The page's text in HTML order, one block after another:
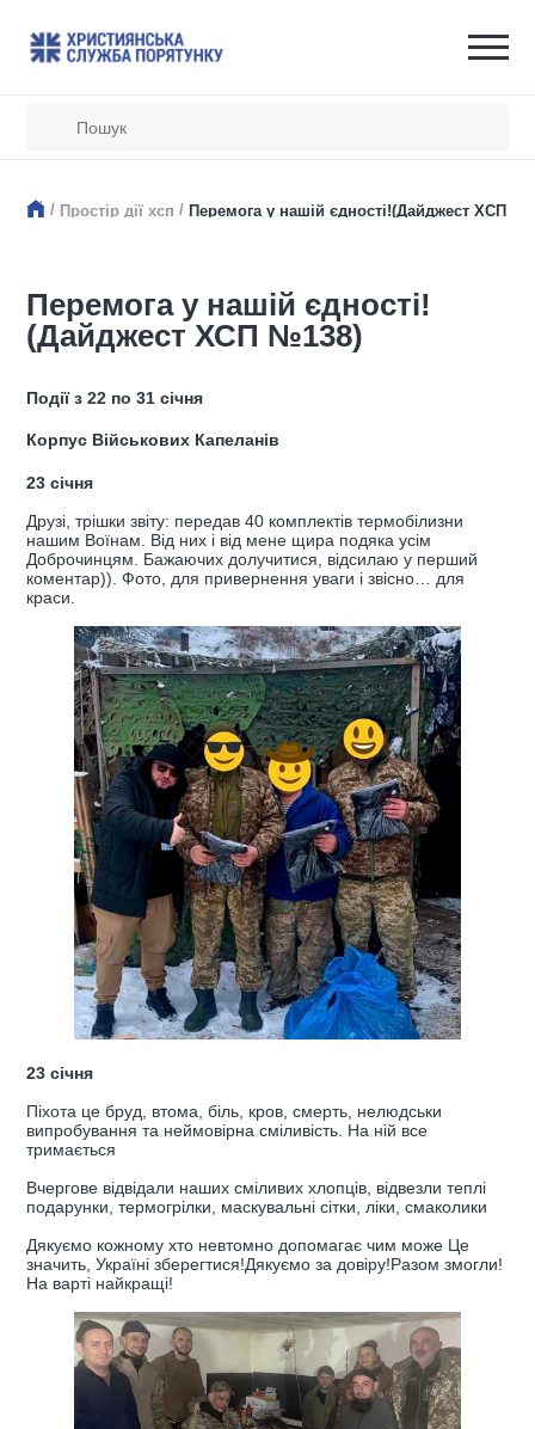
/ Простір дії хсп / Перемога у нашій єдності!(Дайджест ХСП
Перемога у нашій єдності!
(Дайджест ХСП №138)
Події з 22 по 31 січня
Корпус Військових Капеланів
23 січня
Друзі, трішки звіту: передав 40 комплектів термобілизни
нашим Воїнам. Від них і від мене щира подяка усім
Доброчинцям. Бажаючих долучитися, відсилаю у перший
коментар)). Фото, для привернення уваги і звісно… для
краси.
23 січня
Піхота це бруд, втома, біль, кров, смерть, нелюдськи
випробування та неймовірна сміливість. На ній все
тримається
Вчергове відвідали наших сміливих хлопців, відвезли теплі
подарунки, термогрілки, маскувальні сітки, ліки, смаколики
Дякуємо кожному хто невтомно допомагає чим може Це
значить, Україні зберегтися!Дякуємо за довіру!Разом змогли!
На варті найкращі!